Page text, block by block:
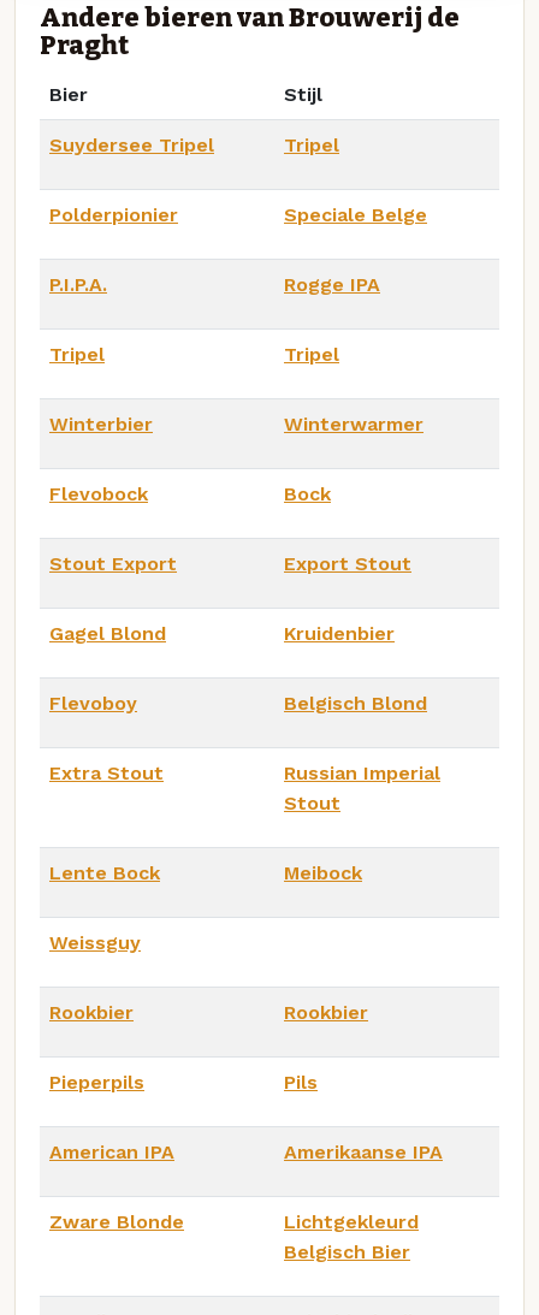
Andere bieren van Brouwerij de
Praght
Bier Stijl
Suydersee Tripel Tripel
Polderpionier Speciale Belge
P.I.P.A. Rogge IPA
Tripel Tripel
Winterbier Winterwarmer
Flevobock Bock
Stout Export Export Stout
Gagel Blond Kruidenbier
Flevoboy Belgisch Blond
Extra Stout
Russian Imperial
Stout
Lente Bock Meibock
Weissguy
Rookbier Rookbier
Pieperpils Pils
American IPA Amerikaanse IPA
Zware Blonde
Lichtgekleurd
Belgisch Bier